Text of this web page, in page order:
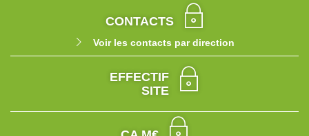
CONTACTS
Voir les contacts par direction
EFFECTIF
SITE